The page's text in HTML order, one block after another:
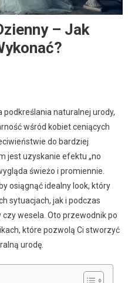
– Jak
naturalnej urody,
wśród kobiet ceniących
do bardziej
jest uzyskanie efektu „no
świeżo i promiennie.
osiągnąć idealny look, który
sytuacjach, jak i podczas
wesela. Oto przewodnik po
które pozwolą Ci stworzyć
urodę.